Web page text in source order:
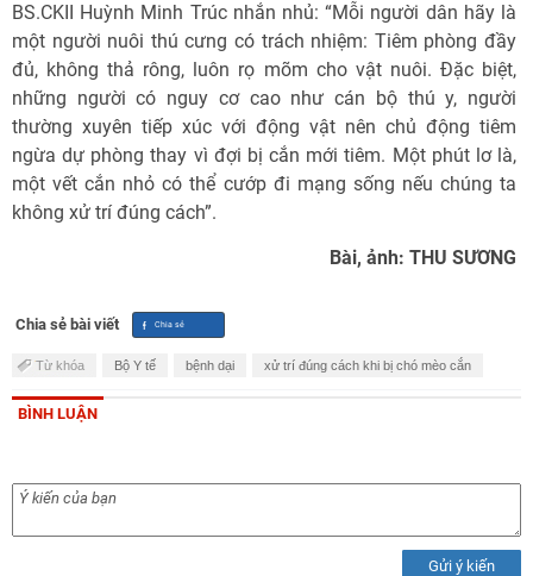
BS.CKII Huỳnh Minh Trúc nhắn nhủ: “Mỗi người dân hãy là
một người nuôi thú cưng có trách nhiệm: Tiêm phòng đầy
đủ, không thả rông, luôn rọ mõm cho vật nuôi. Đặc biệt,
những người có nguy cơ cao như cán bộ thú y, người
thường xuyên tiếp xúc với động vật nên chủ động tiêm
ngừa dự phòng thay vì đợi bị cắn mới tiêm. Một phút lơ là,
một vết cắn nhỏ có thể cướp đi mạng sống nếu chúng ta
không xử trí đúng cách”.
Bài, ảnh: THU SƯƠNG
Chia sẻ bài viết
Từ khóa Bộ Y tế bệnh dại xử trí đúng cách khi bị chó mèo cắn
BÌNH LUẬN
Gửi ý kiến